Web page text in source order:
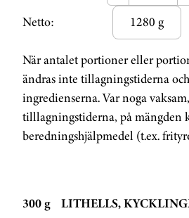
Netto:
1280 g
När antalet portioner eller
ändras inte tillagningstiderna
ingredienserna. Var noga
tilllagningstiderna, på mängden
beredningshjälpmedel (t.ex.
300 g
LITHELLS,